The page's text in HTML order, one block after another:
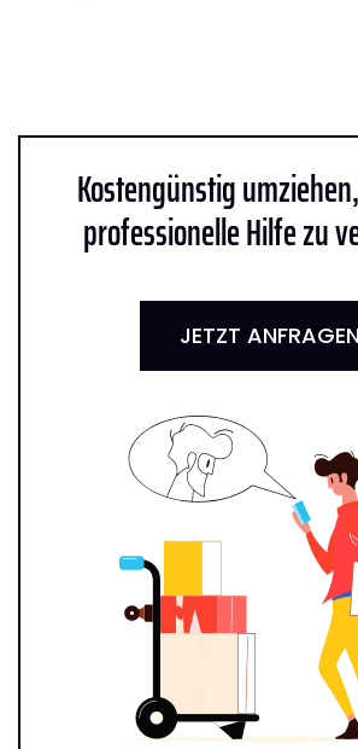
Kostengünstig
professionelle Hilfe zu
JETZT ANFRAGEN